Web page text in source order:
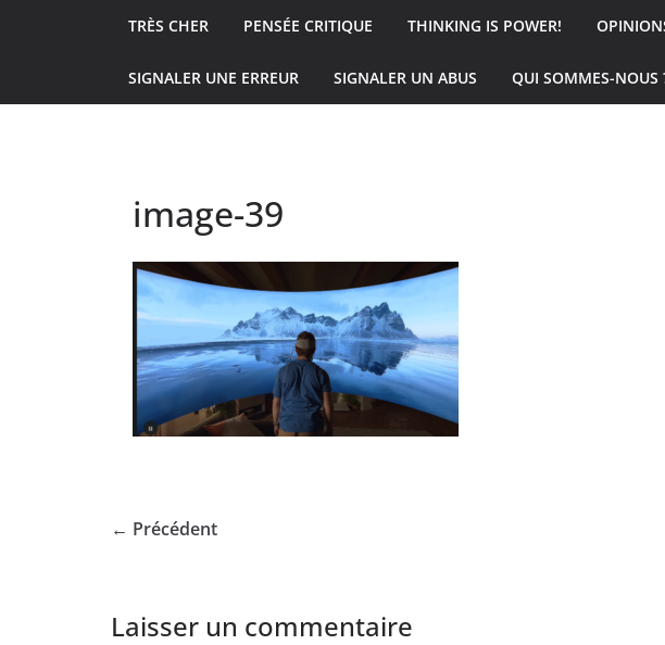
TRÈS CHER PENSÉE CRITIQUE THINKING IS POWER!
SIGNALER UNE ERREUR SIGNALER UN ABUS QUI SOMMES-NOUS
image-39
← Précédent
Laisser un commentaire